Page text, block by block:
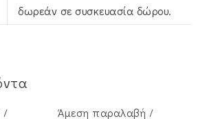
δωρεάν σε συσκευασία δώρου.
/ Άμεση παραλαβή /